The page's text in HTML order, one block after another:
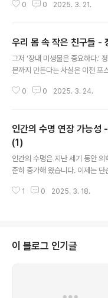
우리가 먹은 음식을 소화시키고,
팅하겠습니다. 1. 장내 미생물이
일으키는 삶의 질을 저하시키는
우리 몸속에서 함께 살아가는 미
0 0 2025. 3. 21.
우리 몸 속 작은 친구들 -
그저 '장내 미생물은 중요하다.'
몬까지 만든다는 사실은 이전 포
는데 말이죠. 장 건강을 신경써야
게 해야 할까요? 방법은 있을까
위해서 필요한 방법에 대해서 알
마지막에 잠시 언급하기도 했던
관지어서 설명하는 프로바이오
인지, 그리고 장 건강을 위해서
는지 알아보겠습니다. 우선, 프로
0 0 2025. 3. 24.
인간의 수명 연장 가능성
(1)
인간의 수명은 지난 세기 동안
준히 증가해 왔습니다. 이제는 단
발히 진행되고 있습니다. 이번 글
하거나 제거할 수 있는 혁신적인
다. 이 기술을 통해 노화와 관련
1 0 2025. 3. 18.
이 블로그 인기글